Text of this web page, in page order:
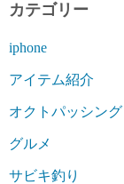
カテゴリー
iphone
アイテム紹介
オクトパッシング
グルメ
サビキ釣り